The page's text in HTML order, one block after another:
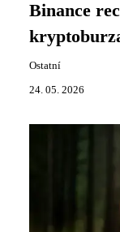
Binance
Ostatní
24. 05. 2026